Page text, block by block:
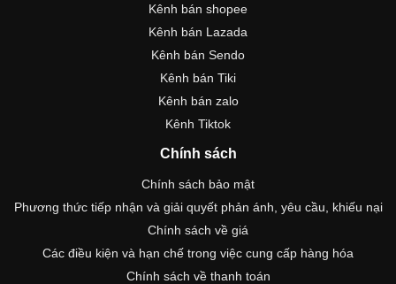
Kênh bán shopee
Kênh bán Lazada
Kênh bán Sendo
Kênh bán Tiki
Kênh bán zalo
Kênh Tiktok
Chính sách
Chính sách bảo mật
Phương thức tiếp nhận và giải quyết phản ánh, yêu cầu, khiếu nại
Chính sách về giá
Các điều kiện và hạn chế trong việc cung cấp hàng hóa
Chính sách về thanh toán